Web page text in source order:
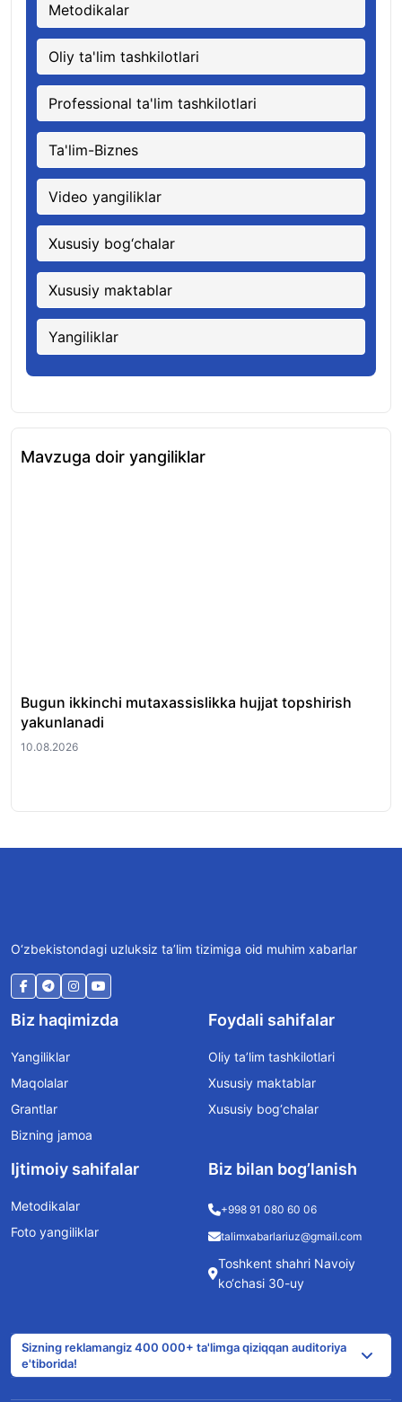
Metodikalar
Oliy ta'lim tashkilotlari
Professional ta'lim tashkilotlari
Ta'lim-Biznes
Video yangiliklar
Xususiy bog‘chalar
Xususiy maktablar
Yangiliklar
Mavzuga doir yangiliklar
Bugun ikkinchi mutaxassislikka hujjat topshirish
yakunlanadi
10.08.2026
O‘zbekistondagi uzluksiz ta’lim tizimiga oid muhim xabarlar
Biz haqimizda
Yangiliklar
Maqolalar
Grantlar
Bizning jamoa
Foydali sahifalar
Oliy ta’lim tashkilotlari
Xususiy maktablar
Xususiy bog‘chalar
Ijtimoiy sahifalar
Metodikalar
Foto yangiliklar
Biz bilan bog’lanish
+998 91 080 60 06
talimxabarlariuz@gmail.com
Toshkent shahri Navoiy
ko‘chasi 30-uy
Sizning reklamangiz 400 000+ ta'limga qiziqqan auditoriya
e'tiborida!